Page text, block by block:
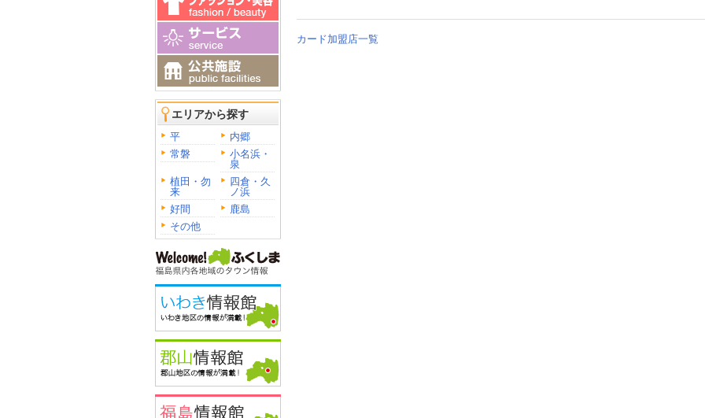
エリアから探す
平
内郷
常磐
小名浜・
泉
植田・勿
来
四倉・久
ノ浜
好間
鹿島
その他
カード加盟店一覧